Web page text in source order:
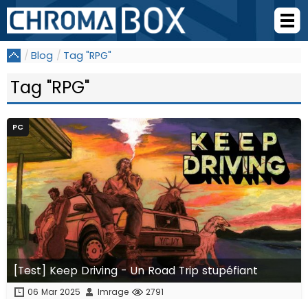
Blog Tag "RPG"
Tag "RPG"
PC
[Test] Keep Driving - Un Road Trip stupéfiant
06 Mar 2025 Imrage 2791